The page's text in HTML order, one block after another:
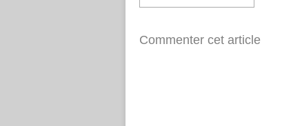
Commenter cet article